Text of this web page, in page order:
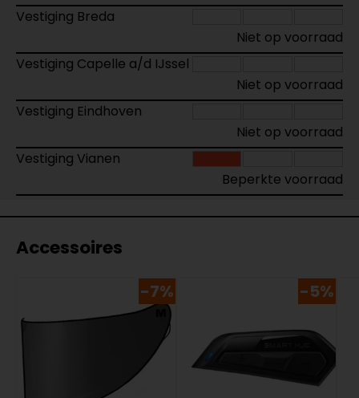
Vestiging Breda
Niet op voorraad
Vestiging Capelle a/d IJssel
Niet op voorraad
Vestiging Eindhoven
Niet op voorraad
Vestiging Vianen
Beperkte voorraad
Accessoires
-7% -5%